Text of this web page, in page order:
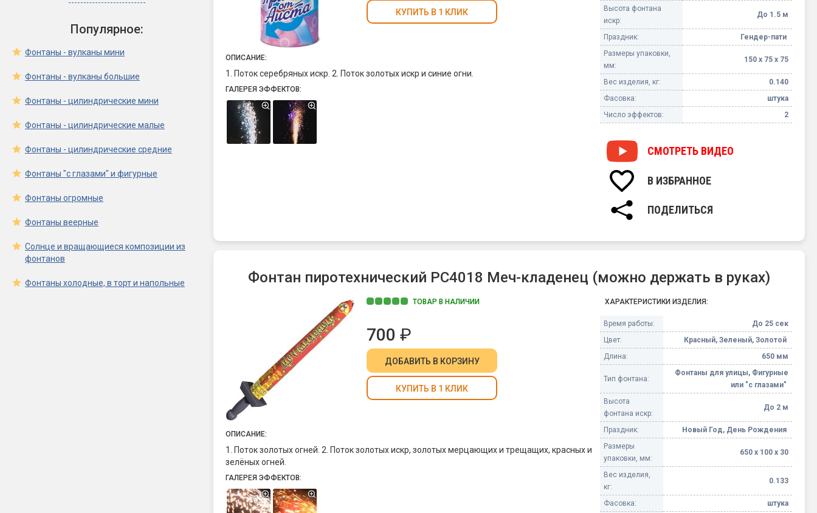
Популярное:
Фонтаны - вулканы мини
Фонтаны - вулканы большие
Фонтаны - цилиндрические мини
Фонтаны - цилиндрические малые
Фонтаны - цилиндрические средние
Фонтаны "с глазами" и фигурные
Фонтаны огромные
Фонтаны веерные
Солнце и вращающиеся композиции из
фонтанов
Фонтаны холодные, в торт и напольные
КУПИТЬ В 1 КЛИК
ОПИСАНИЕ:
1. Поток серебряных искр. 2. Поток золотых искр и синие огни.
ГАЛЕРЕЯ ЭФФЕКТОВ:
Высота фонтана
искр:
До 1.5 м
Праздник:
Гендер-пати
Размеры упаковки,
мм:
150 х 75 х 75
Вес изделия, кг:
0.140
Фасовка:
штука
Число эффектов:
2
СМОТРЕТЬ ВИДЕО
В ИЗБРАННОЕ
ПОДЕЛИТЬСЯ
Фонтан пиротехнический РС4018 Меч-кладенец (можно держать в руках)
ТОВАР В НАЛИЧИИ
700 ₽
ДОБАВИТЬ В КОРЗИНУ
КУПИТЬ В 1 КЛИК
ОПИСАНИЕ:
1. Поток золотых огней. 2. Поток золотых искр, золотых мерцающих и трещащих, красных и
зелёных огней.
ГАЛЕРЕЯ ЭФФЕКТОВ:
ХАРАКТЕРИСТИКИ ИЗДЕЛИЯ:
Время работы:
До 25 сек
Цвет:
Красный, Зеленый, Золотой
Длина:
650 мм
Тип фонтана:
Фонтаны для улицы, Фигурные
или "с глазами"
Высота
фонтана искр:
До 2 м
Праздник:
Новый Год, День Рождения
Размеры
упаковки, мм:
650 х 100 х 30
Вес изделия,
кг:
0.133
Фасовка:
штука